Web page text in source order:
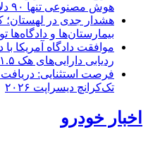
هوش مصنوعی تنها ۹۰ دلار!
هشدار جدی در لهستان؛
بیمارستان‌ها و
موافقت دادگاه آمریکا
ردیابی دارایی‌های هک ۱.۵ میلیارد دلاری کره شمالی
تک‌کرانچ دیسراپت ۲۰۲۶
اخبار خودرو